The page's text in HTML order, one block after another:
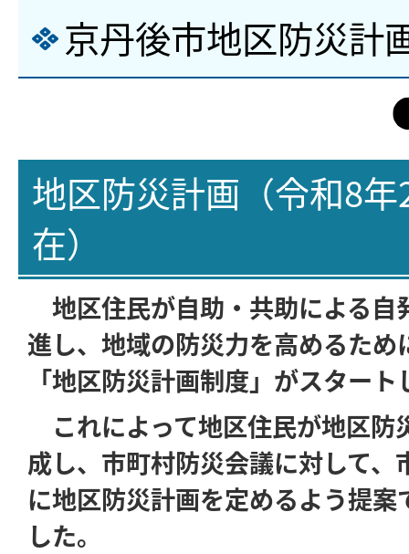
京丹後市地区防災計
地区防災計画（令和8
在）
地区住民が自助・共助による自
進し、地域の防災力を高めるた
「地区防災計画制度」がスター
これによって地区住民が地区防
成し、市町村防災会議に対して、
に地区防災計画を定めるよう提
した。